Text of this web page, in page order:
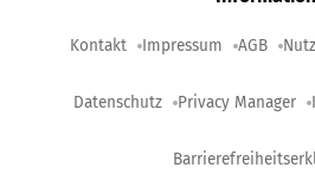
Kontakt Impressum AGB
Datenschutz Privacy Manager